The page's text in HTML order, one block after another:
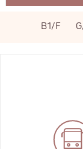
关于裕民坊
B1/F